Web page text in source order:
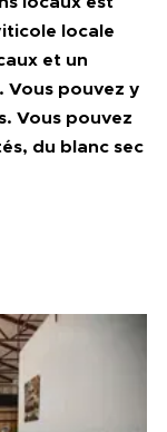
locale
et un
pouvez y
Vous pouvez
du blanc sec